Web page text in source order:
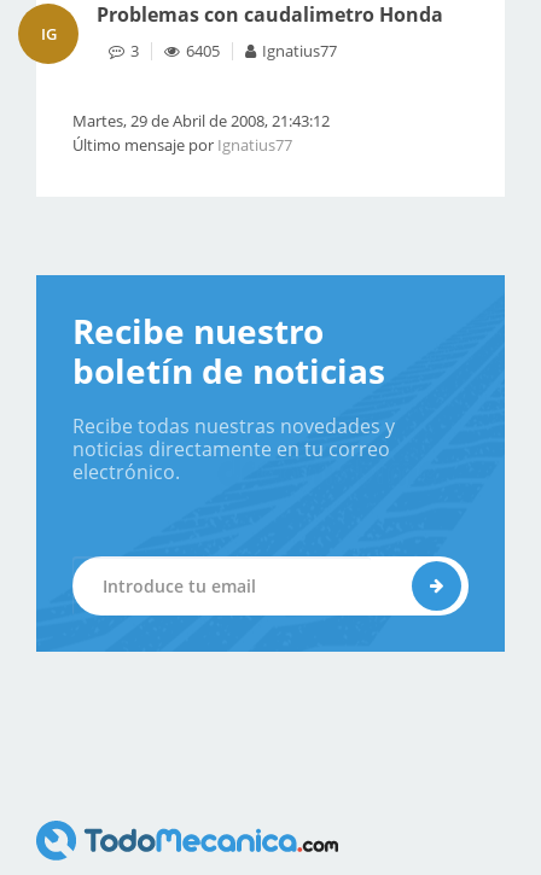
IG
Problemas con caudalimetro Honda
3 6405 Ignatius77
Martes, 29 de Abril de 2008, 21:43:12
Último mensaje por Ignatius77
Recibe nuestro
boletín de noticias
Recibe todas nuestras novedades y
noticias directamente en tu correo
electrónico.